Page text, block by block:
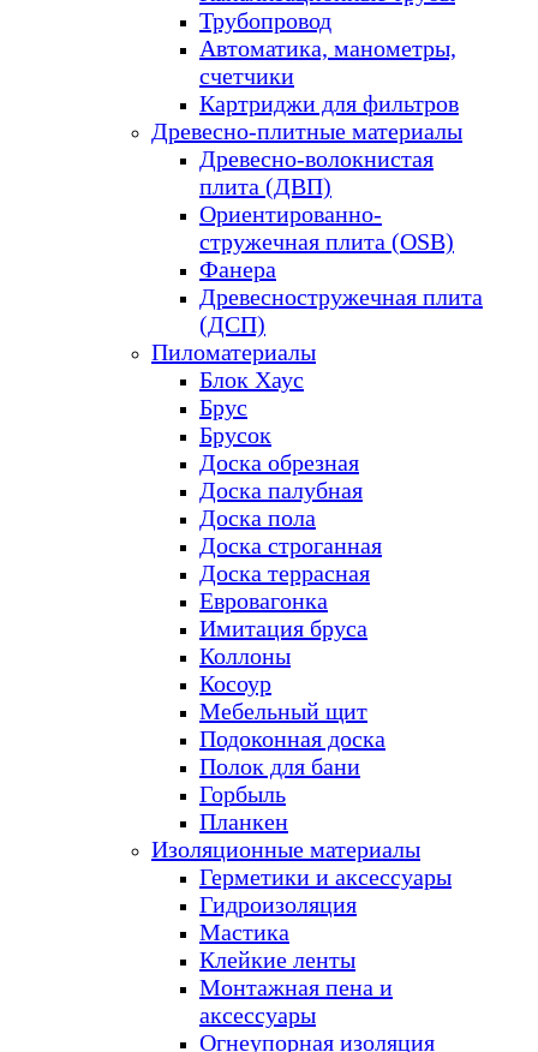
Трубопровод
Автоматика, манометры,
счетчики
Картриджи для фильтров
Древесно-плитные материалы
Древесно-волокнистая
плита (ДВП)
Ориентированно-
стружечная плита (OSB)
Фанера
Древесностружечная плита
(ДСП)
Пиломатериалы
Блок Хаус
Брус
Брусок
Доска обрезная
Доска палубная
Доска пола
Доска строганная
Доска террасная
Евровагонка
Имитация бруса
Коллоны
Косоур
Мебельный щит
Подоконная доска
Полок для бани
Горбыль
Планкен
Изоляционные материалы
Герметики и аксессуары
Гидроизоляция
Мастика
Клейкие ленты
Монтажная пена и
аксессуары
Огнеупорная изоляция